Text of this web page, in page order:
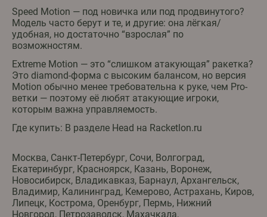
Speed Motion — под новичка или под продвинутого?
Модель часто берут и те, и другие: она лёгкая/
удобная, но достаточно “взрослая” по
возможностям.
Extreme Motion — это “слишком атакующая” ракетка?
Это diamond-форма с высоким балансом, но версия
Motion обычно менее требовательна к руке, чем Pro-
ветки — поэтому её любят атакующие игроки,
которым важна управляемость.
Где купить: В разделе Head на Racketlon.ru
Москва, Санкт-Петербург, Сочи, Волгоград,
Екатеринбург, Красноярск, Казань, Воронеж,
Новосибирск, Владикавказ, Барнаул, Архангельск,
Владимир, Калининград, Кемерово, Астрахань, Киров,
Липецк, Кострома, Оренбург, Пермь, Нижний
Новгород, Петрозаводск, Махачкала,